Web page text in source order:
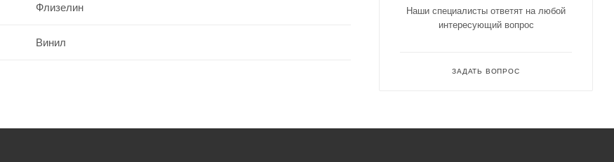
Флизелин
Винил
Наши специалисты ответят на любой
интересующий вопрос
ЗАДАТЬ ВОПРОС